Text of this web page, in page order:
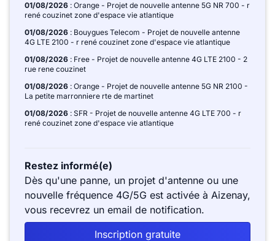
01/08/2026 : Orange - Projet de nouvelle antenne 5G NR 700 - r
rené couzinet zone d'espace vie atlantique
01/08/2026 : Bouygues Telecom - Projet de nouvelle antenne
4G LTE 2100 - r rené couzinet zone d'espace vie atlantique
01/08/2026 : Free - Projet de nouvelle antenne 4G LTE 2100 - 2
rue rene couzinet
01/08/2026 : Orange - Projet de nouvelle antenne 5G NR 2100 -
La petite marronniere rte de martinet
01/08/2026 : SFR - Projet de nouvelle antenne 4G LTE 700 - r
rené couzinet zone d'espace vie atlantique
Restez informé(e)
Dès qu'une panne, un projet d'antenne ou une
nouvelle fréquence 4G/5G est activée à Aizenay,
vous recevrez un email de notification.
Inscription gratuite